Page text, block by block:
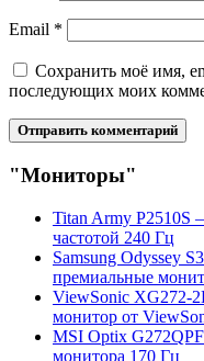
Email *
Сохранить моё имя,
последующих моих
"Мониторы"
Titan Army P2510S
частотой 240 Гц
Samsung Odyssey
премиальные
ViewSonic XG272-
монитор от
MSI Optix
монитора 170 Гц